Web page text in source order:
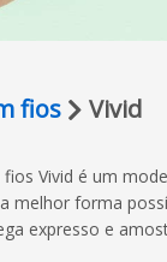
fios Vivid
Vivid é um
melhor forma
expresso e